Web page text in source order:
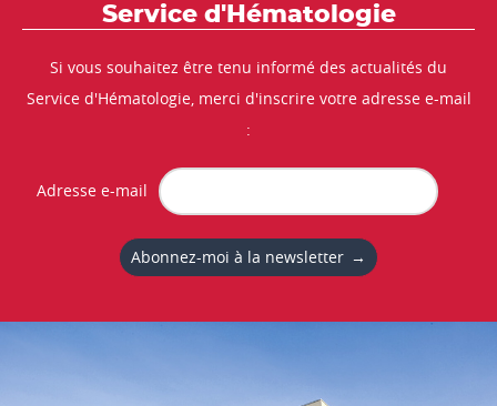
Service d'Hématologie
Si vous souhaitez être tenu informé des actualités du
Service d'Hématologie, merci d'inscrire votre adresse e-mail
:
Adresse e-mail
Abonnez-moi à la newsletter